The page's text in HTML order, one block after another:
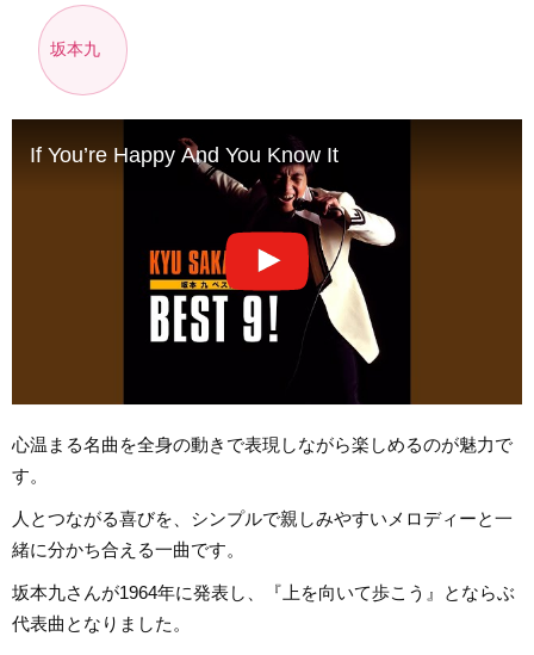
坂本九
If You’re Happy And You Know It
心温まる名曲を全身の動きで表現しながら楽しめるのが魅力で
す。
人とつながる喜びを、シンプルで親しみやすいメロディーと一
緒に分かち合える一曲です。
坂本九さんが1964年に発表し、『上を向いて歩こう』とならぶ
代表曲となりました。